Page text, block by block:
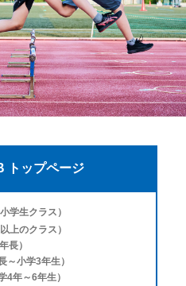
トップページ
学生クラス）
上のクラス）
長）
～小学3年生）
4年～6年生）